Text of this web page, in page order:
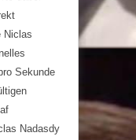
Niclas
Sekunde
Nadasdy